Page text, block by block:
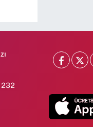
232